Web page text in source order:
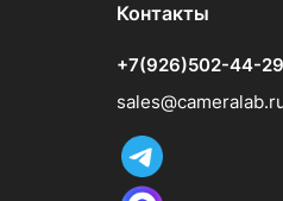
Контакты
+7(926)502-44-29